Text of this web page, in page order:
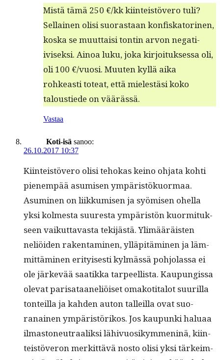
Mis­tä tämä 250 €/kk kiin­teistövero tuli?
Sel­l­ainen olisi suo­ras­taan kon­fiska­tori­nen,
kos­ka se muut­taisi ton­tin arvon negati­
ivisek­si. Ain­oa luku, joka kir­joituk­ses­sa oli,
oli 100 €/vuosi. Muuten kyl­lä aika
rohkeasti toteat, että mielestäsi koko
taloustiede on väärässä.
Vastaa
Koti-isä sanoo:
26.10.2017 10:37
Kiin­teistövero olisi tehokas keino ohja­ta kohti
pienem­pää asumisen ympäristökuor­maa.
Asum­i­nen on liikku­misen ja syömisen ohel­la
yksi kolmes­ta suures­ta ympäristön kuor­mi­tuk­
seen vaikut­tavas­ta tek­i­jästä. Ylimääräis­ten
neliöi­den rak­en­t­a­mi­nen, ylläpitämi­nen ja läm­
mit­tämi­nen eri­tyis­es­ti kylmässä pohjo­las­sa ei
ole järkevää saatik­ka tarpeel­lista. Kaupungis­sa
ole­vat parisa­taaneliöiset omakoti­talot suuril­la
ton­teil­la ja kah­den auton talleil­la ovat suo­
ranainen ympäristörikos. Jos kaupun­ki halu­aa
ilma­s­toneu­traa­lik­si lähivu­osikym­meninä, kiin­
teistöveron merkit­tävä nos­to olisi yksi tärkeim­